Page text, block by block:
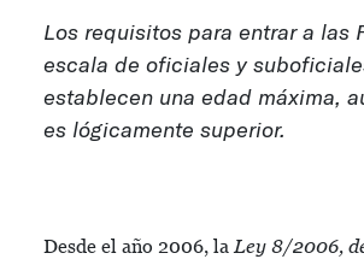
Los requisitos para entrar a las
escala de oficiales y
establecen una edad máxima,
es lógicamente superior.
Desde el año 2006, laLey 8/2006,